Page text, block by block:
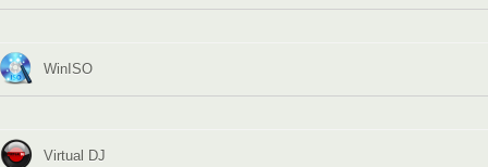
WinISO
Virtual DJ